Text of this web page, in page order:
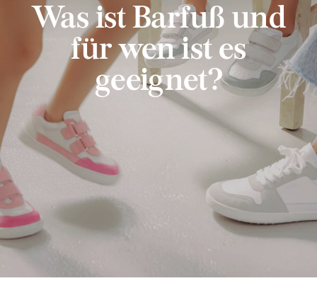
Was ist Barfuß und
für wen ist es
geeignet?